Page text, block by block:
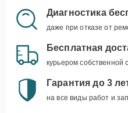
Диагностика
даже при отказе от
Бесплатная
курьером собственной
Гарантия до 3
на все виды работ и